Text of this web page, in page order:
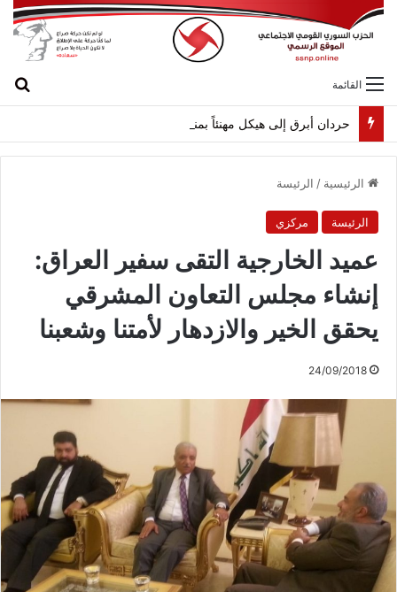
القائمة
حردان أبرق إلى هيكل مهنئاً بمناسبة عيد الجيش
الرئيسية / الرئيسة
الرئيسة مركزي
عميد الخارجية التقى سفير العراق:
إنشاء مجلس التعاون المشرقي
يحقق الخير والازدهار لأمتنا وشعبنا
24/09/2018